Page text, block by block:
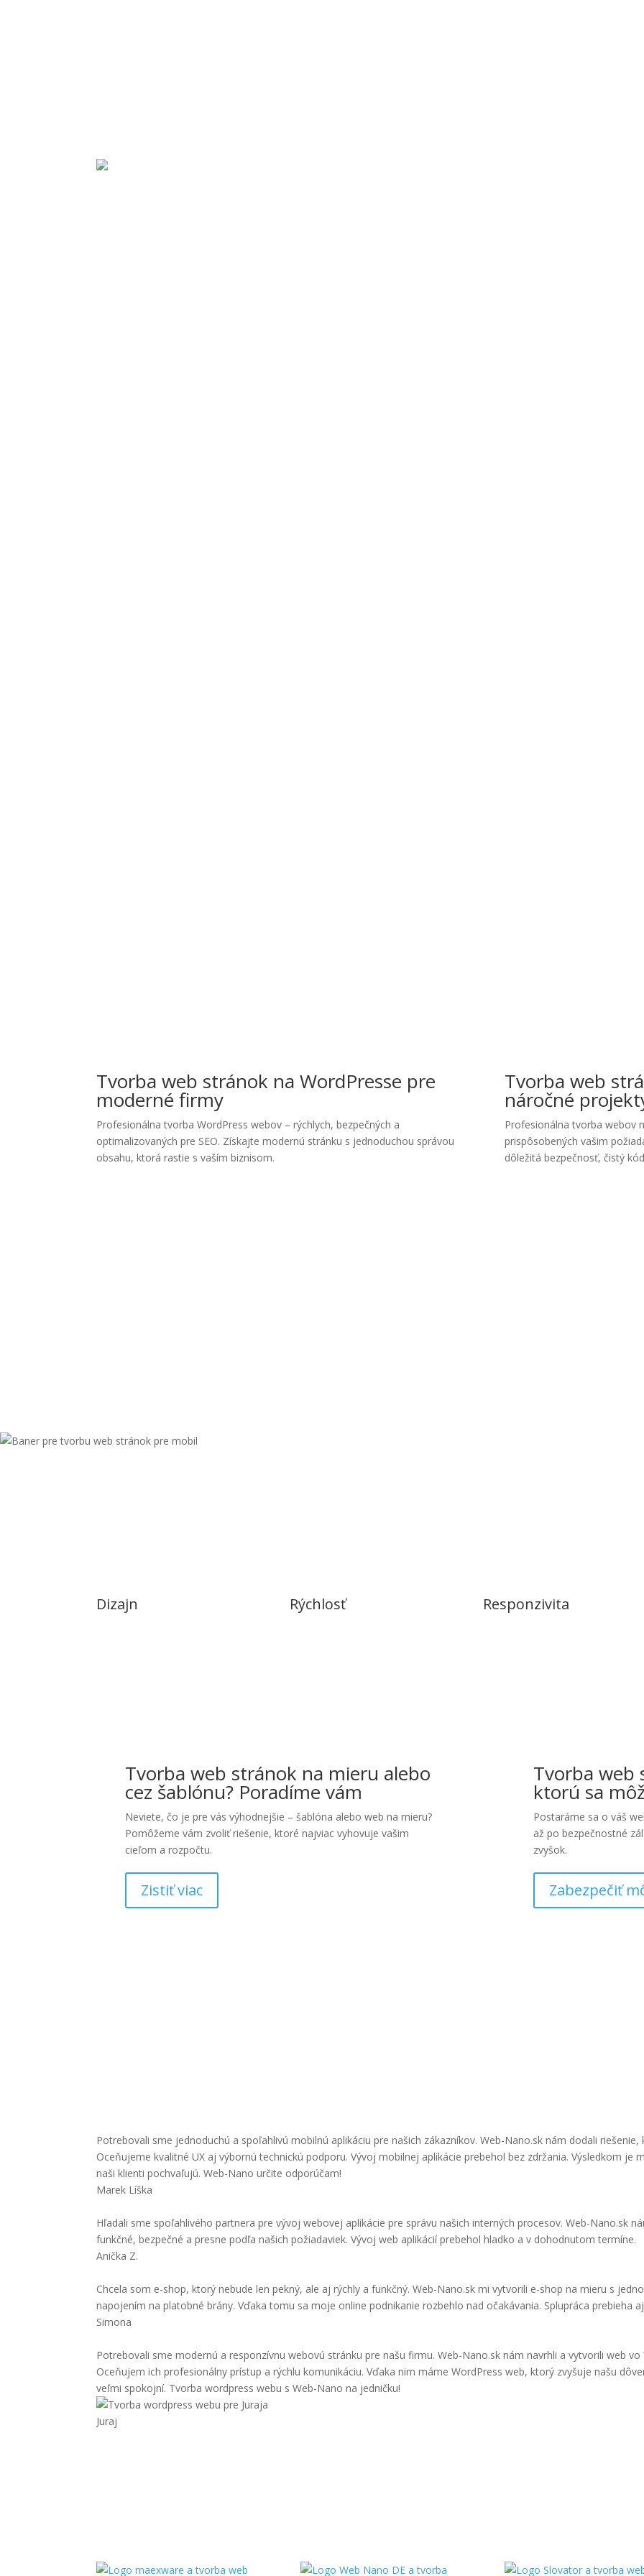
Tvorba web stránok na WordPresse pre
moderné firmy
Profesionálna tvorba WordPress webov – rýchlych, bezpečných a
optimalizovaných pre SEO. Získajte modernú stránku s jednoduchou správou
obsahu, ktorá rastie s vaším biznisom.
Tvorba web
náročné
Profesionálna tvorba webov
prispôsobených vašim
dôležitá bezpečnosť, čistý
Dizajn Rýchlosť Responzivita
Tvorba web stránok na mieru alebo
cez šablónu? Poradíme vám
Neviete, čo je pre vás výhodnejšie – šablóna alebo web na mieru?
Pomôžeme vám zvoliť riešenie, ktoré najviac vyhovuje vašim
cieľom a rozpočtu.
Zistiť viac
Tvorba web
ktorú sa
Postaráme sa o váš
až po bezpečnostné
zvyšok.
Zabezpečiť
Potrebovali sme jednoduchú a spoľahlivú mobilnú aplikáciu pre našich zákazníkov. Web-Nano.sk nám dodali
Oceňujeme kvalitné UX aj výbornú technickú podporu. Vývoj mobilnej aplikácie prebehol bez zdržania. Výsledkom je
naši klienti pochvaľujú. Web-Nano určite odporúčam!
Marek Líška
Hľadali sme spoľahlivého partnera pre vývoj webovej aplikácie pre správu našich interných procesov. Web-Nano.sk
funkčné, bezpečné a presne podľa našich požiadaviek. Vývoj web aplikácií prebehol hladko a v dohodnutom termíne.
Anička Z.
Chcela som e-shop, ktorý nebude len pekný, ale aj rýchly a funkčný. Web-Nano.sk mi vytvorili e-shop na mieru s
napojením na platobné brány. Vďaka tomu sa moje online podnikanie rozbehlo nad očakávania. Splupráca prebieha
Simona
Potrebovali sme modernú a responzívnu webovú stránku pre našu firmu. Web-Nano.sk nám navrhli a vytvorili web
Oceňujem ich profesionálny prístup a rýchlu komunikáciu. Vďaka nim máme WordPress web, ktorý zvyšuje našu
veľmi spokojní. Tvorba wordpress webu s Web-Nano na jedničku!
Juraj